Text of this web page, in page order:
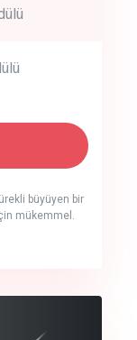
büyüyen bir
mükemmel.